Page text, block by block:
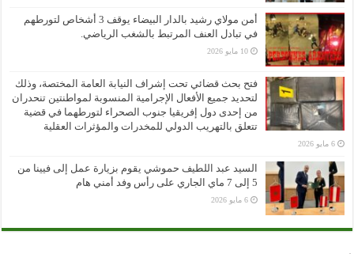
أمن مولاي رشيد بالدار البيضاء يوقف 3 أشخاص لتورطهم
في تبادل العنف المرتبط بالشغب الرياضي.
10 مايو 2026
فتح بحث قضائي تحت إشراف النيابة العامة المختصة، وذلك
لتحديد جميع الأفعال الإجرامية المنسوبة لمواطنتين تنحدران
من إحدى دول إفريقيا جنوب الصحراء لتورطهما في قضية
تتعلق بالتهريب الدولي للمخدرات والمؤثرات العقلية
6 مايو 2026
السيد عبد اللطيف حموشي يقوم بزيارة عمل إلى فيينا من
5 إلى 7 ماي الجاري على رأس وفد أمني هام
6 مايو 2026